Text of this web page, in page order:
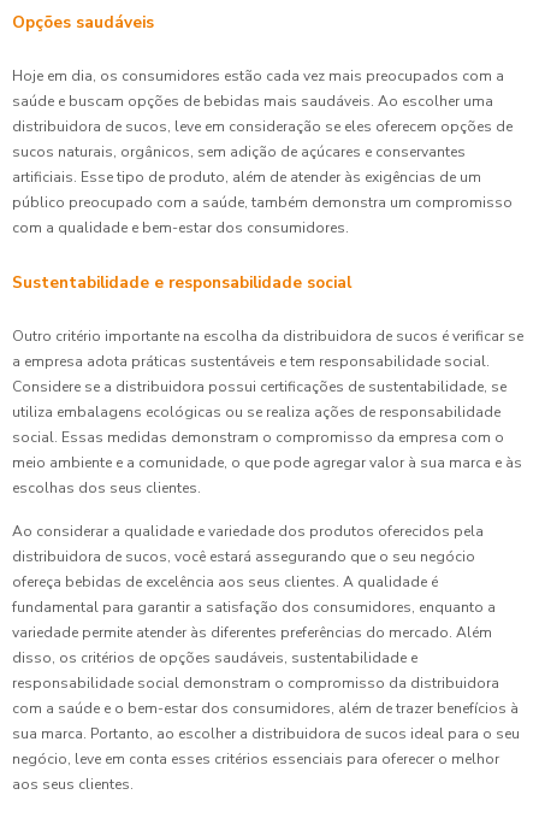
Opções saudáveis
Hoje em dia, os consumidores estão cada vez mais preocupados com a
saúde e buscam opções de bebidas mais saudáveis. Ao escolher uma
distribuidora de sucos, leve em consideração se eles oferecem opções de
sucos naturais, orgânicos, sem adição de açúcares e conservantes
artificiais. Esse tipo de produto, além de atender às exigências de um
público preocupado com a saúde, também demonstra um compromisso
com a qualidade e bem-estar dos consumidores.
Sustentabilidade e responsabilidade social
Outro critério importante na escolha da distribuidora de sucos é verificar se
a empresa adota práticas sustentáveis e tem responsabilidade social.
Considere se a distribuidora possui certificações de sustentabilidade, se
utiliza embalagens ecológicas ou se realiza ações de responsabilidade
social. Essas medidas demonstram o compromisso da empresa com o
meio ambiente e a comunidade, o que pode agregar valor à sua marca e às
escolhas dos seus clientes.
Ao considerar a qualidade e variedade dos produtos oferecidos pela
distribuidora de sucos, você estará assegurando que o seu negócio
ofereça bebidas de excelência aos seus clientes. A qualidade é
fundamental para garantir a satisfação dos consumidores, enquanto a
variedade permite atender às diferentes preferências do mercado. Além
disso, os critérios de opções saudáveis, sustentabilidade e
responsabilidade social demonstram o compromisso da distribuidora
com a saúde e o bem-estar dos consumidores, além de trazer benefícios à
sua marca. Portanto, ao escolher a distribuidora de sucos ideal para o seu
negócio, leve em conta esses critérios essenciais para oferecer o melhor
aos seus clientes.